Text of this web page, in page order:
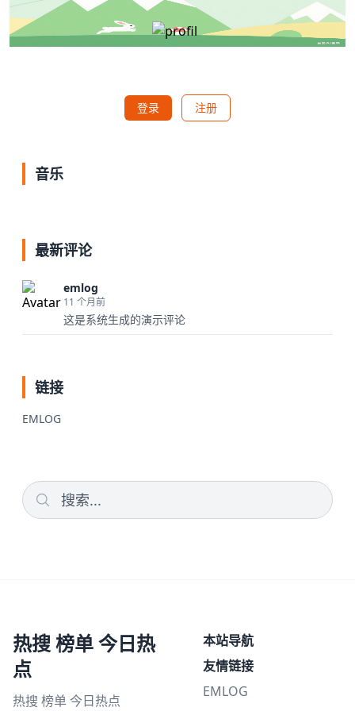
登录 注册
音乐
最新评论
emlog
11 个月前
这是系统生成的演示评论
链接
EMLOG
热搜 榜单 今日热
点
热搜 榜单 今日热点
本站导航
友情链接
EMLOG